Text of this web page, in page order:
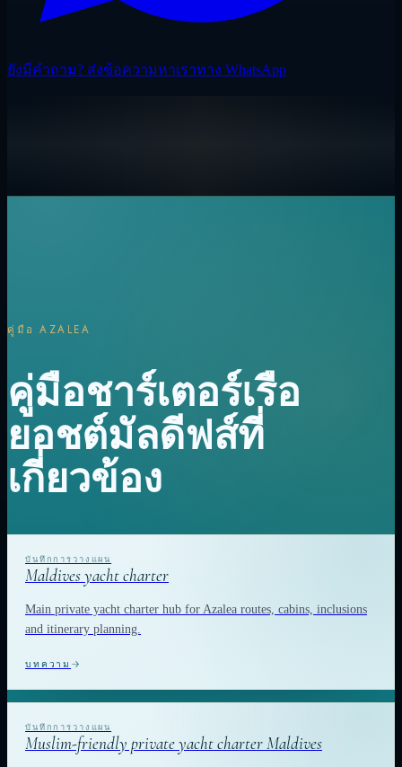
ยังมีคำถาม? ส่งข้อความหาเราทาง WhatsApp
คู่มือ AZALEA
คู่มือชาร์เตอร์เรือ
ยอชต์มัลดีฟส์ที่
เกี่ยวข้อง
Maldives yacht charter
Main private yacht charter hub for Azalea routes, cabins, inclusions
and itinerary planning.
บทความ
Muslim-friendly private yacht charter Maldives